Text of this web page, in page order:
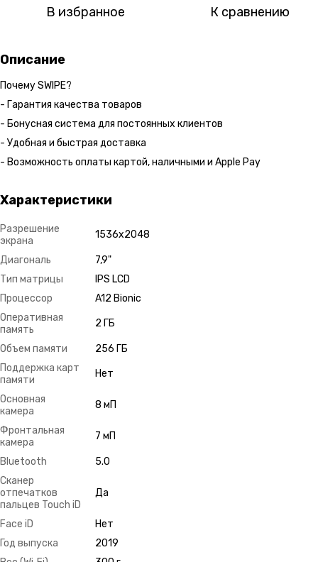
В избранное К сравнению
Описание
Почему SWIPE?
- Гарантия качества товаров
- Бонусная система для постоянных клиентов
- Удобная и быстрая доставка
- Возможность оплаты картой, наличными и Apple Pay
Характеристики
Разрешение
экрана
1536х2048
Диагональ
7,9"
Тип матрицы
IPS LCD
Процессор
A12 Bionic
Оперативная
память
2 ГБ
Объем памяти
256 ГБ
Поддержка карт
памяти
Нет
Основная
камера
8 мП
Фронтальная
камера
7 мП
Bluetooth
5.0
Сканер
отпечатков
пальцев Touch iD
Да
Face iD
Нет
Год выпуска
2019